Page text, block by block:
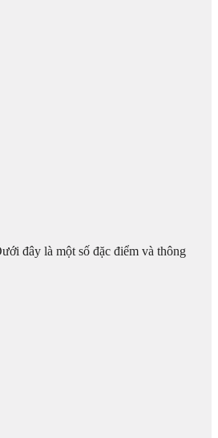
đây là một số đặc điểm và thông